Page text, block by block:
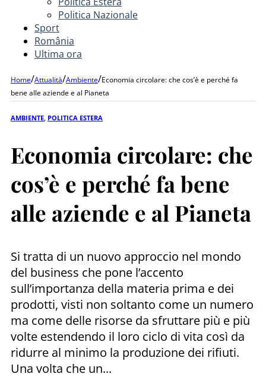
Politica Nazionale
Sport
România
Ultima ora
Home/Attualità/Ambiente/Economia circolare: che cos’è e perché fa
bene alle aziende e al Pianeta
AMBIENTE POLITICA ESTERA
Economia circolare: che
cos’è e perché fa bene
alle aziende e al Pianeta
Si tratta di un nuovo approccio nel mondo
del business che pone l’accento
sull’importanza della materia prima e dei
prodotti, visti non soltanto come un numero
ma come delle risorse da sfruttare più e più
volte estendendo il loro ciclo di vita così da
ridurre al minimo la produzione dei rifiuti.
Una volta che un...